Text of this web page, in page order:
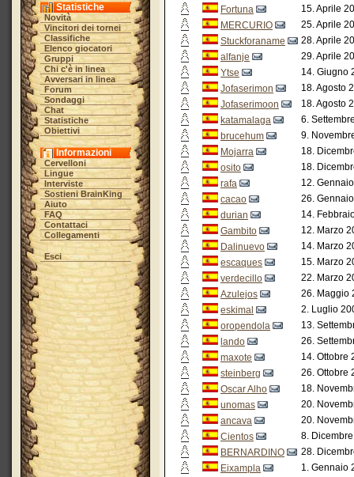
Statistiche
Novità
Vincitori dei tornei
Classifiche
Elenco giocatori
Gruppi
Chi c'è in linea
Avversari in linea
Forum
Sondaggi
Chat
Statistiche
Obiettivi
Informazioni
Cervelloni
Lingue
Interviste
Sostieni BrainKing
Aiuto
FAQ
Contattaci
Collegamenti
Esci
Fortuna
15. Aprile
MERCURIO
25. Aprile
Stuckforaname
28. Aprile
alfanje
29. Aprile
Ytse
14. Giugno
Jofaserimon
18. Agosto
Jofaserimoon
18. Agosto
katamalaga
6.
brucehum
9.
Mojarra
18.
osito
18.
rafa
12.
cacao
26.
durian
14.
Gambito
12. Marzo
Dalinuevo
14. Marzo
escaques
15. Marzo
verdecillo
22. Marzo
Azulejos
26. Maggio
eskimal
2. Luglio
oropendola
13.
lando
26.
maxote
14. Ottobre
steinberg
26. Ottobre
Oscar Alho
18.
unomas
20.
ancava
20.
Cientos
8.
BERNARDINO
28.
Eixampla
1. Gennaio